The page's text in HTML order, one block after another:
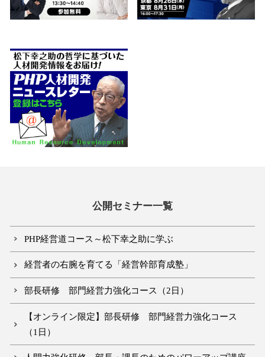
公開セミナー一覧
PHP経営道コース～松下幸之助に学ぶ
経営者の右腕を育てる「経営幹部育成塾」
部長研修 部門経営力強化コース（2日）
【オンライン限定】部長研修 部門経営力強化コース
（1日）